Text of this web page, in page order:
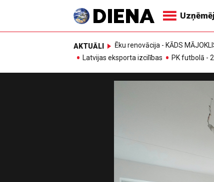
AKTUĀLI Ēku renovācija - KĀDS
Latvijas eksporta izcilības
PK futbolā -